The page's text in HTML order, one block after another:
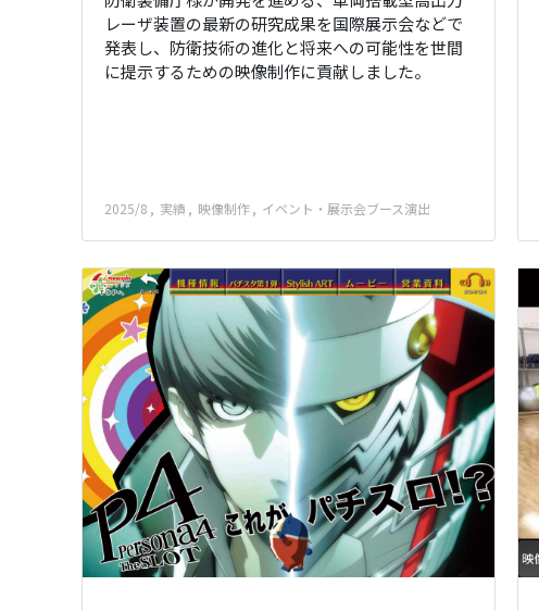
レーザ装置の最新の研究成果を国際展示会などで
発表し、防衛技術の進化と将来への可能性を世間
に提示するための映像制作に貢献しました。
2025/8 実績 映像制作 イベント・展示会ブース演出